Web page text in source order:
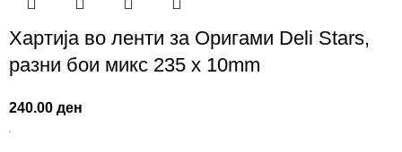
Хартија во ленти за Оригами Deli Stars,
разни бои микс 235 x 10mm
240.00ден